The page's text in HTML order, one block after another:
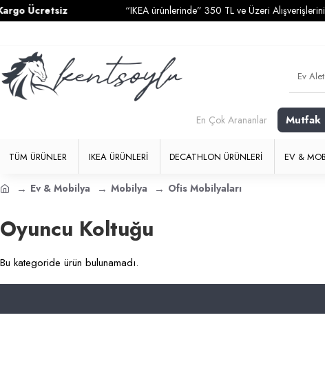
Ücretsiz “IKEA ürünlerinde” 350 TL ve Üzeri
En Çok Arananlar Mutfak
TÜM ÜRÜNLER IKEA ÜRÜNLERI DECATHLON ÜRÜNLERI EV &
Ev & Mobilya Mobilya Ofis Mobilyaları
Oyuncu Koltuğu
Bu kategoride ürün bulunamadı.